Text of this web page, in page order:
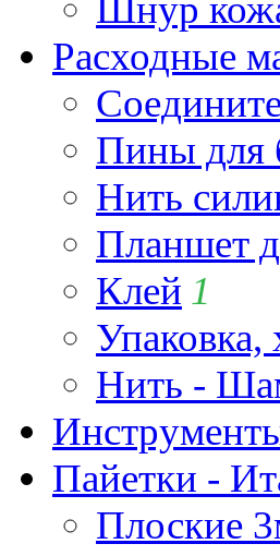
Расходные
Пины для
Нить
Планшет
Клей 1
Упаковка,
Нить -
Пайетки -
Плоские